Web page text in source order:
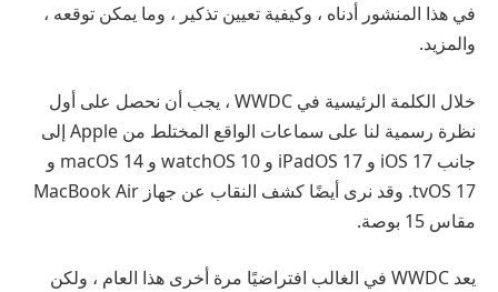
في هذا المنشور أدناه ، وكيفية تعيين تذكير ، وما يمكن توقعه ،
والمزيد.
خلال الكلمة الرئيسية في WWDC ، يجب أن نحصل على أول
نظرة رسمية لنا على سماعات الواقع المختلط من Apple إلى
جانب iOS 17 و iPadOS 17 و watchOS 10 و macOS 14 و
tvOS 17. وقد نرى أيضًا كشف النقاب عن جهاز MacBook Air
مقاس 15 بوصة.
يعد WWDC في الغالب افتراضيًا مرة أخرى هذا العام ، ولكن